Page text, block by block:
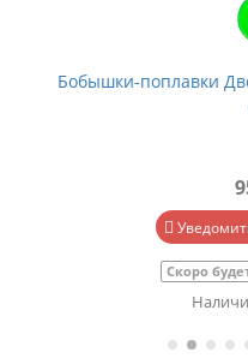
Бобышки-поплавки
Скоро